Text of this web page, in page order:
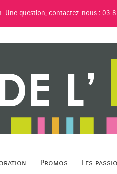
Une question, contactez-nous : 03
Promos Les